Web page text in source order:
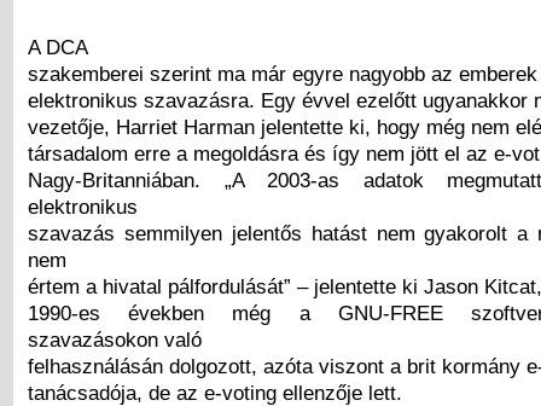
A DCA
szakemberei szerint ma már egyre nagyobb az
elektronikus szavazásra. Egy évvel ezelőtt ugyanakkor
vezetője, Harriet Harman jelentette ki, hogy még nem
társadalom erre a megoldásra és így nem jött el az e-
Nagy-Britanniában. „A 2003-as adatok
elektronikus
szavazás semmilyen jelentős hatást nem gyakorolt a
nem
értem a hivatal pálfordulását” – jelentette ki Jason
1990-es években még a GNU-FREE
szavazásokon való
felhasználásán dolgozott, azóta viszont a brit kormány
tanácsadója, de az e-voting ellenzője lett.